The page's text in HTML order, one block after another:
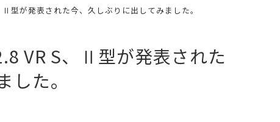
が発表された今、久しぶりに出してみました。
VR S、Ⅱ型が発表された
た。